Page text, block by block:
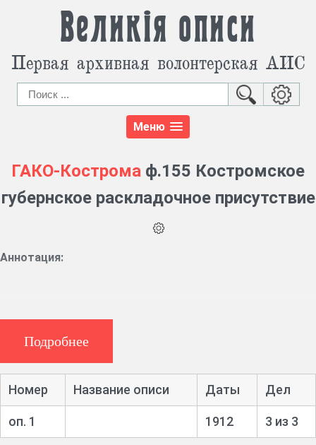
Великія описи
Первая архивная волонтерская АИС
Меню
ГАКО-Кострома ф.155 Костромское
губернское раскладочное присутствие
Аннотация:
Ф. 155, 1 ед. хр. (1912 г.)
Заявления владельцев торговых предприятий в
Солигаличское раскладочное присутствие по
Подробнее
Номер Название описи Даты Дел
оп. 1 1912 3 из 3